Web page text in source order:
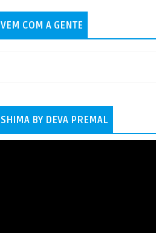
VEM COM A GENTE
SHIMA BY DEVA PREMAL